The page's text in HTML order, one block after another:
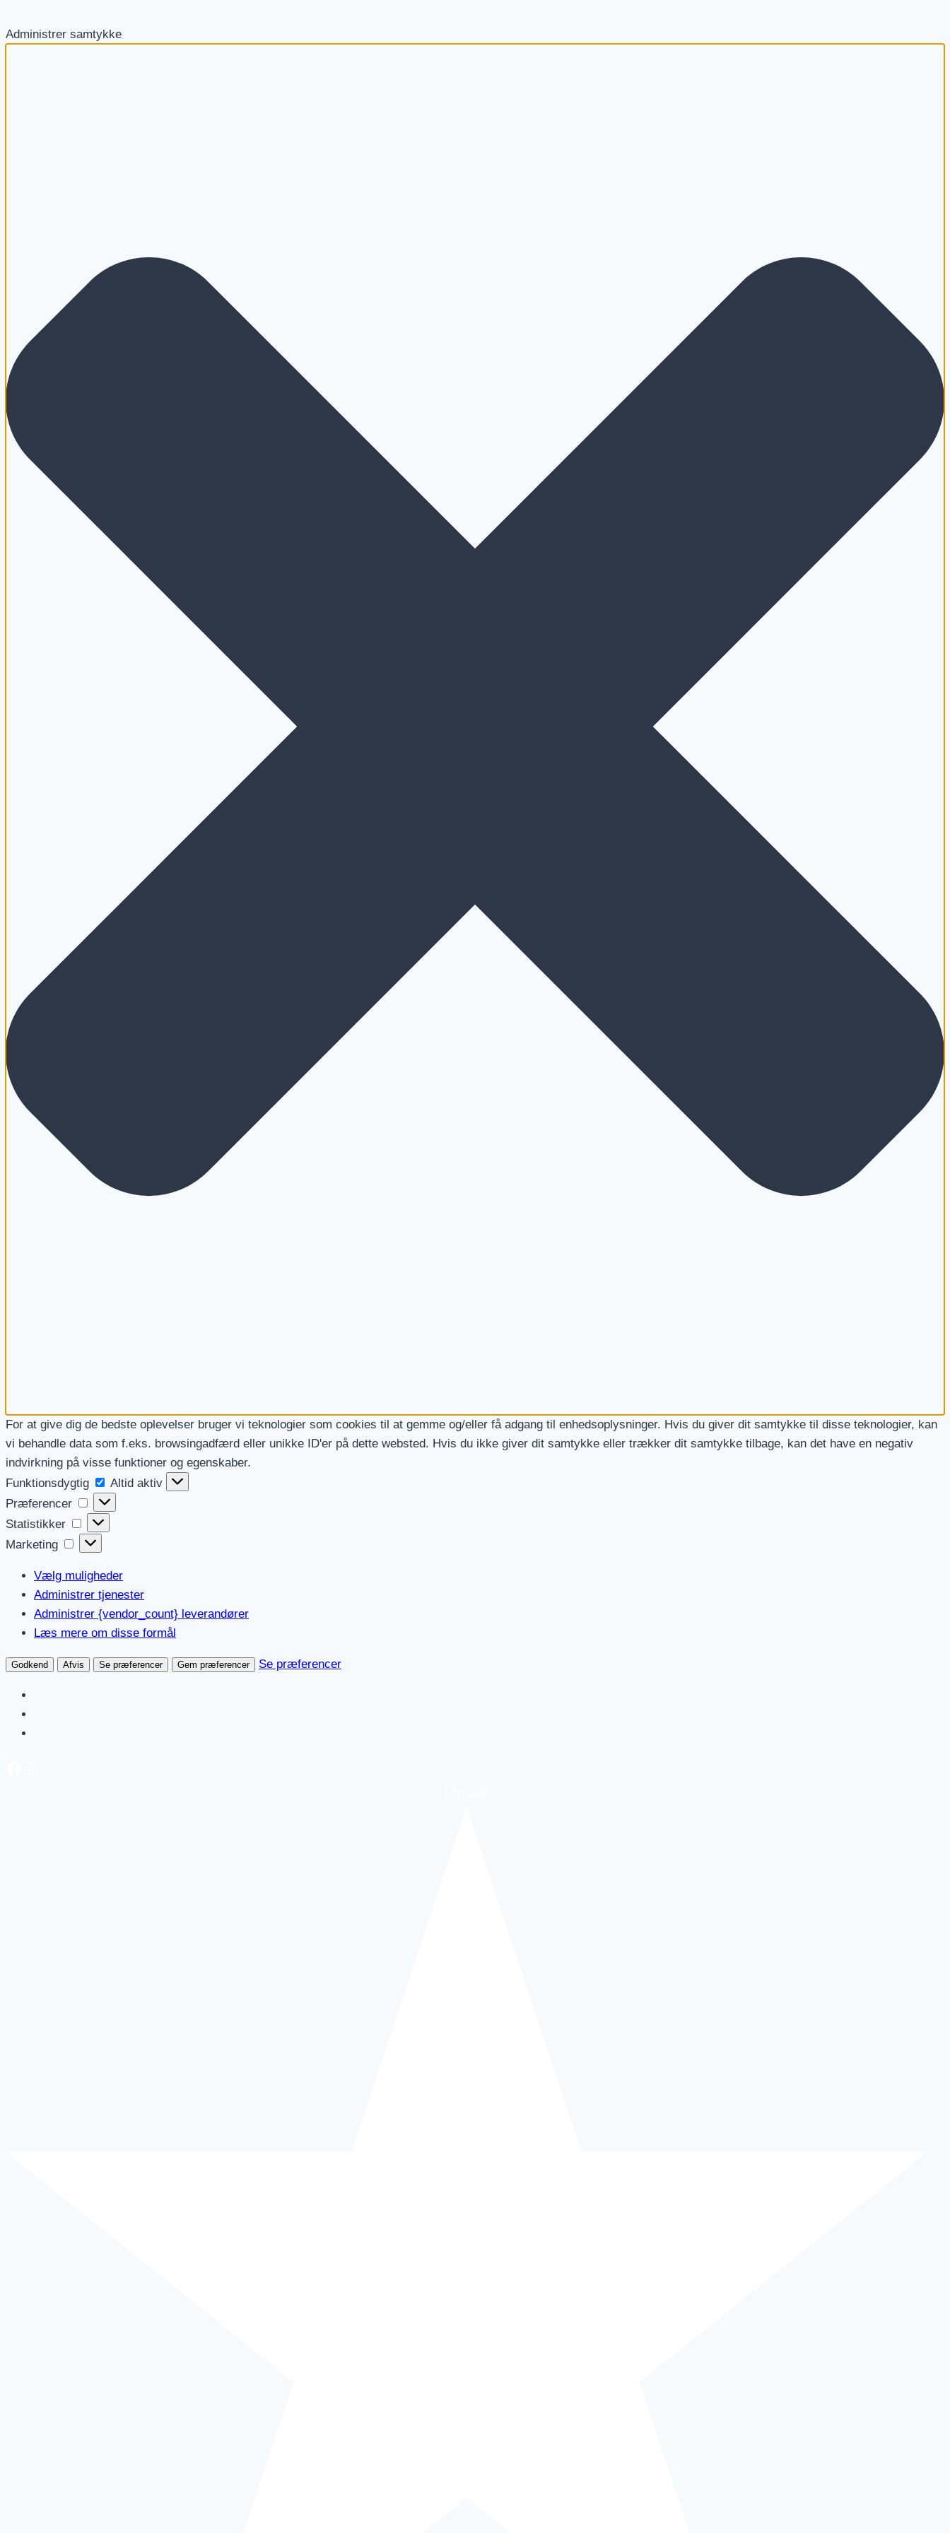
Administrer samtykke
For at give dig de bedste oplevelser bruger vi teknologier som cookies til at gemme og/eller få adgang til enhedsoplysninger. Hvis du giver dit samtykke til disse teknologier, kan
vi behandle data som f.eks. browsingadfærd eller unikke ID'er på dette websted. Hvis du ikke giver dit samtykke eller trækker dit samtykke tilbage, kan det have en negativ
indvirkning på visse funktioner og egenskaber.
Funktionsdygtig
Funktionsdygtig
Altid aktiv
Præferencer
Præferencer
Statistikker
Statistikker
Marketing
Marketing
Vælg muligheder
Administrer tjenester
Administrer {vendor_count} leverandører
Læs mere om disse formål
Godkend Afvis Se præferencer Gem præferencer Se præferencer